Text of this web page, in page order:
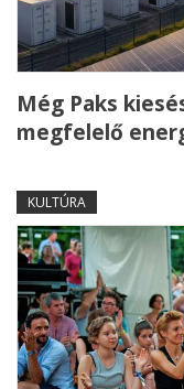
Még Paks
megfelelő
KULTÚRA